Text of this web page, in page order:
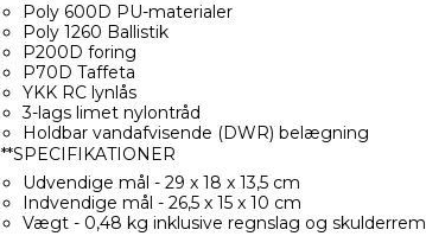
Poly 600D PU-materialer
Poly 1260 Ballistik
P200D foring
P70D Taffeta
YKK RC lynlås
3-lags limet nylontråd
Holdbar vandafvisende (DWR) belægning
**SPECIFIKATIONER
Udvendige mål - 29 x 18 x 13,5 cm
Indvendige mål - 26,5 x 15 x 10 cm
Vægt - 0,48 kg inklusive regnslag og skulderrem